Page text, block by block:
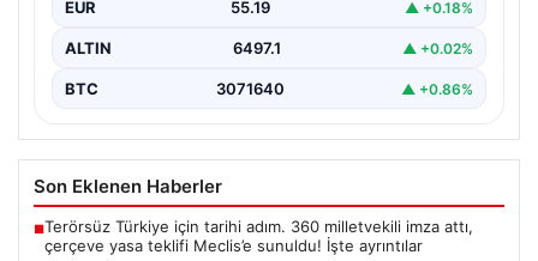
EUR 55.19 ▲ +0.18%
ALTIN 6497.1 ▲ +0.02%
BTC 3071640 ▲ +0.86%
Son Eklenen Haberler
■Terörsüz Türkiye için tarihi adım. 360 milletvekili imza attı,
çerçeve yasa teklifi Meclis’e sunuldu! İşte ayrıntılar